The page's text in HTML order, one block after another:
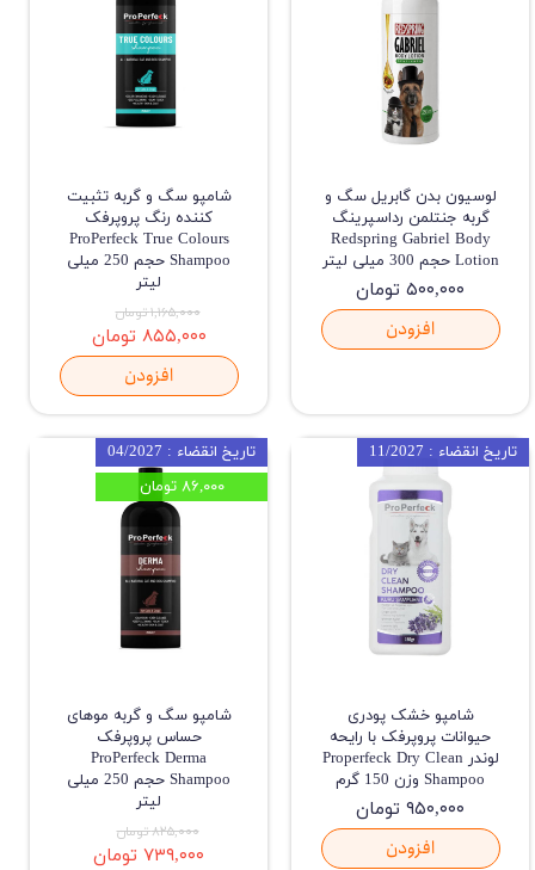
لوسیون بدن گابریل سگ و
گربه جنتلمن رداسپرینگ
Redspring Gabriel Body
Lotion حجم 300 میلی لیتر
۵۰۰,۰۰۰ تومان
افزودن
شامپو سگ و گربه تثبیت
کننده رنگ پروپرفک
ProPerfeck True Colours
Shampoo حجم 250 میلی
لیتر
۱,۱۶۵,۰۰۰ تومان
۸۵۵,۰۰۰ تومان
افزودن
شامپو خشک پودری
حیوانات پروپرفک با رایحه
لوندر Properfeck Dry Clean
Shampoo وزن 150 گرم
۹۵۰,۰۰۰ تومان
افزودن
تاریخ انقضاء : 11/2027
شامپو سگ و گربه موهای
حساس پروپرفک
ProPerfeck Derma
Shampoo حجم 250 میلی
لیتر
۸۲۵,۰۰۰ تومان
۷۳۹,۰۰۰ تومان
تاریخ انقضاء : 04/2027
۸۶,۰۰۰ تومان